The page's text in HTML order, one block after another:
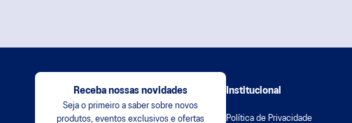
Receba nossas novidades
Seja o primeiro a saber sobre novos
produtos, eventos exclusivos e ofertas
Institucional
Política de Privacidade